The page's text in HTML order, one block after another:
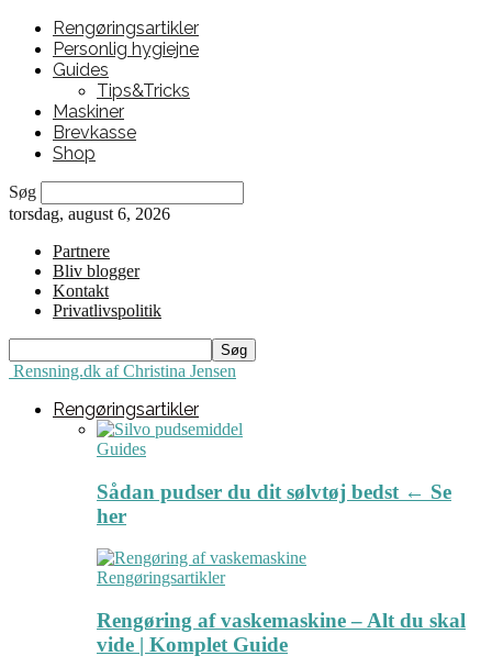
Rengøringsartikler
Personlig hygiejne
Guides
Tips&Tricks
Maskiner
Brevkasse
Shop
Søg
torsdag, august 6, 2026
Partnere
Bliv blogger
Kontakt
Privatlivspolitik
Rensning.dk af Christina Jensen
Rengøringsartikler
Guides
Sådan pudser du dit sølvtøj bedst ← Se
her
Rengøringsartikler
Rengøring af vaskemaskine – Alt du skal
vide | Komplet Guide